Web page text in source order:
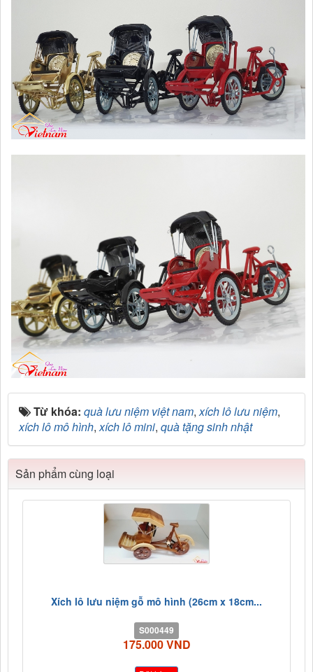
Từ khóa: quà lưu niệm việt nam,xích lô lưu niệm,
xích lô mô hình,xích lô mini, quà tặng sinh nhật
Sản phẩm cùng loại
Xích lô lưu niệm gỗ mô hình (26cm x 18cm...
S000449
175.000 VND